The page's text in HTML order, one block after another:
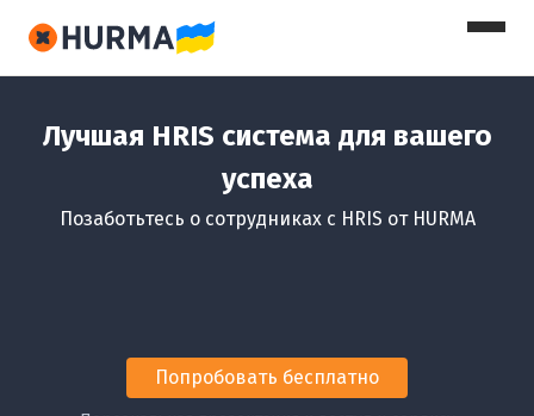
Лучшая HRIS система для вашего
успеха
Позаботьтесь о сотрудниках с HRIS от HURMA
Попробовать бесплатно